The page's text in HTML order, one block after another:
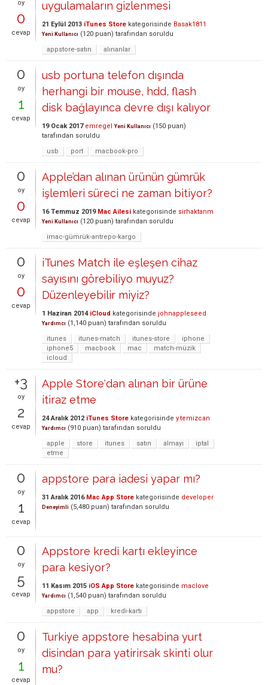
oy
0
cevap
uygulamaların gizlenmesi
21 Eylül 2013 iTunes Store kategorisinde Basak1811
Yeni Kullanıcı (120 puan) tarafından soruldu
appstore-satın
alınanlar
0
oy
1
cevap
usb portuna telefon dışında
herhangi bir mouse, hdd, flash
disk bağlayınca devre dışı kalıyor
19 Ocak 2017 emregel Yeni Kullanıcı (150 puan)
tarafından soruldu
usb
port macbook-pro
0
oy
0
cevap
Apple’dan alınan ürünün gümrük
işlemleri süreci ne zaman bitiyor?
16 Temmuz 2019 Mac Ailesi kategorisinde sirhaktanm
Yeni Kullanıcı (120 puan) tarafından soruldu
imac-gümrük-antrepo-kargo
0
oy
0
cevap
iTunes Match ile eşleşen cihaz
sayısını görebiliyo muyuz?
Düzenleyebilir miyiz?
1 Haziran 2014 iCloud kategorisinde johnappleseed
Yardımcı (1,140 puan) tarafından soruldu
itunes
itunes-match itunes-store
iphone
iphone5
macbook mac
match-müzik
icloud
+3
oy
2
cevap
Apple Store'dan alınan bir ürüne
itiraz etme
24 Aralık 2012 iTunes Store kategorisinde y.temizcan
Yardımcı (910 puan) tarafından soruldu
apple
store itunes satın almayı
iptal
etme
0
oy
1
cevap
appstore para iadesi yapar mı?
31 Aralık 2016 Mac App Store kategorisinde developer
Deneyimli (5,480 puan) tarafından soruldu
0
oy
5
cevap
Appstore kredi kartı ekleyince
para kesiyor?
11 Kasım 2015 iOS App Store kategorisinde maclove
Yardımcı (1,540 puan) tarafından soruldu
appstore
app kredi-kartı
0
oy
1
cevap
Turkiye appstore hesabina yurt
disindan para yatirirsak skinti olur
mu?